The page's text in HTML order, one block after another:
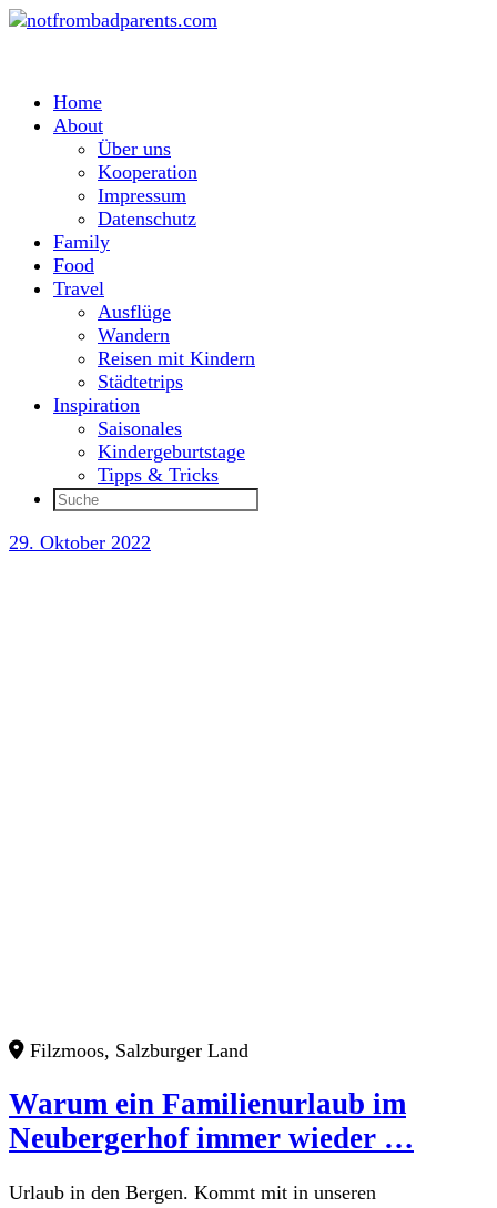
Home
About
Über uns
Kooperation
Impressum
Datenschutz
Family
Food
Travel
Ausflüge
Wandern
Reisen mit Kindern
Städtetrips
Inspiration
Saisonales
Kindergeburtstage
Tipps & Tricks
29. Oktober 2022
Filzmoos, Salzburger Land
Warum ein Familienurlaub im
Neubergerhof immer wieder …
Urlaub in den Bergen. Kommt mit in unseren